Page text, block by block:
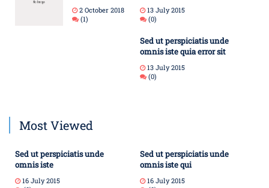
2 October 2018
(1)
13 July 2015
(0)
Sed ut perspiciatis unde
omnis iste quia error sit
13 July 2015
(0)
Most Viewed
Sed ut perspiciatis unde
omnis iste
16 July 2015
Sed ut perspiciatis unde
omnis iste qui
16 July 2015